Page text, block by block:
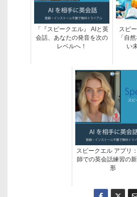
「『スピークエル』 AIと英
会話、あなたの発音を次の
レベルへ！
スピ
「自
い
スピークエル アプリ
師での英会話練習の
形